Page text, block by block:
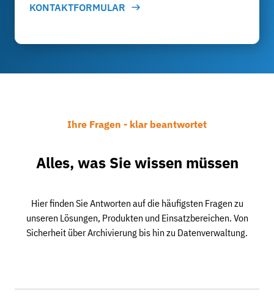
KONTAKTFORMULAR
Ihre Fragen - klar beantwortet
Alles, was Sie wissen müssen
Hier finden Sie Antworten auf die häufigsten Fragen zu
unseren Lösungen, Produkten und Einsatzbereichen. Von
Sicherheit über Archivierung bis hin zu Datenverwaltung.